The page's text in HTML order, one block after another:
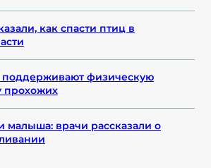
как спасти птиц в
поддерживают физическую
прохожих
малыша: врачи рассказали о